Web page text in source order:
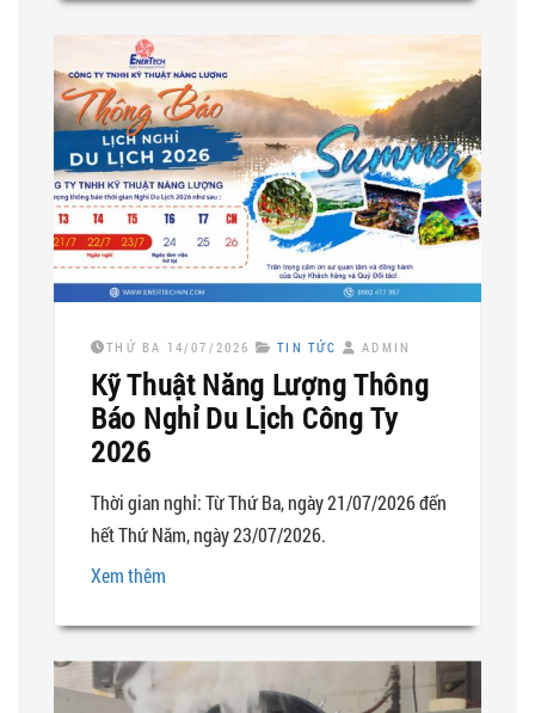
THỨ BA 14/07/2026 TIN TỨC ADMIN
Kỹ Thuật Năng Lượng Thông
Báo Nghỉ Du Lịch Công Ty
2026
Thời gian nghỉ: Từ Thứ Ba, ngày 21/07/2026 đến
hết Thứ Năm, ngày 23/07/2026.
Xem thêm